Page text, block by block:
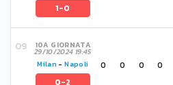
1-0
10A GIORNATA
29/10/2024 19:45
Milan -Napoli
0-2
0 0 0 0